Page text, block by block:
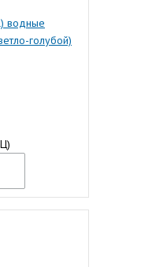
водные
голубой)